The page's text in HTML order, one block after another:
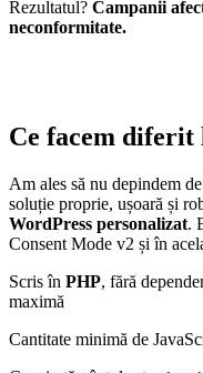
Rezultatul? Campanii
neconformitate.
Ce facem
Am ales să nu depindem
soluție proprie, ușoară și
WordPress personalizat.
Consent Mode v2 și în
Scris în PHP, fără
maximă
Cantitate minimă de